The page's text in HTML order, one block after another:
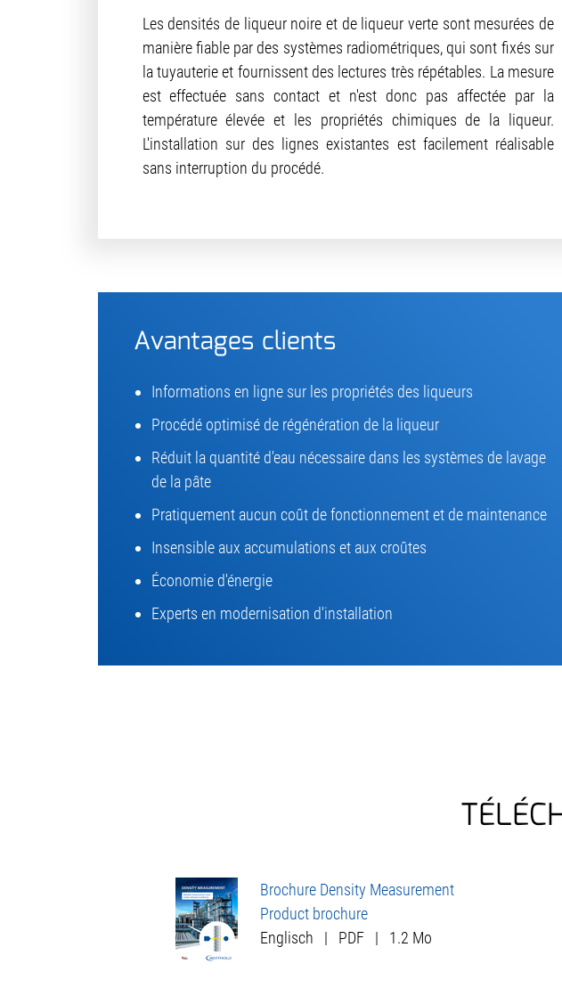
Les densités de liqueur noire et de liqueur verte sont mesurées de
manière fiable par des systèmes radiométriques, qui sont fixés sur
la tuyauterie et fournissent des lectures très répétables. La mesure
est effectuée sans contact et n'est donc pas affectée par la
température élevée et les propriétés chimiques de la liqueur.
L'installation sur des lignes existantes est facilement réalisable
sans interruption du procédé.
Avantages clients
Informations en ligne sur les propriétés des liqueurs
Procédé optimisé de régénération de la liqueur
Réduit la quantité d'eau nécessaire dans les systèmes de lavage
de la pâte
Pratiquement aucun coût de fonctionnement et de maintenance
Insensible aux accumulations et aux croûtes
Économie d'énergie
Experts en modernisation d'installation
Brochure Density Measurement
Product brochure
Englisch
| PDF | 1.2 Mo